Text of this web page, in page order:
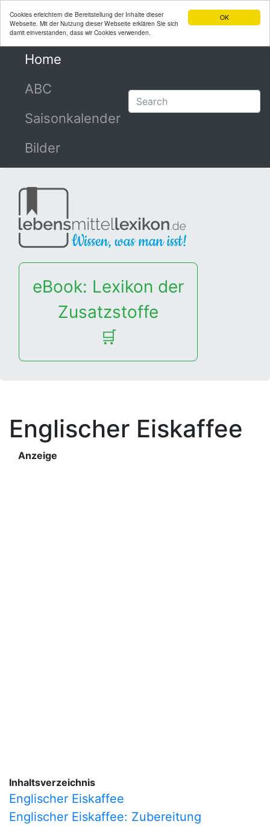
OK
Cookies erleichtern die Bereitstellung der Inhalte dieser
Webseite. Mit der Nutzung dieser Webseite erklären Sie sich
damit einverstanden, dass wir Cookies verwenden.
Home
ABC
Saisonkalender
Bilder
eBook: Lexikon der
Zusatzstoffe
🛒
Englischer Eiskaffee
Anzeige
Inhaltsverzeichnis
Englischer Eiskaffee
Englischer Eiskaffee: Zubereitung